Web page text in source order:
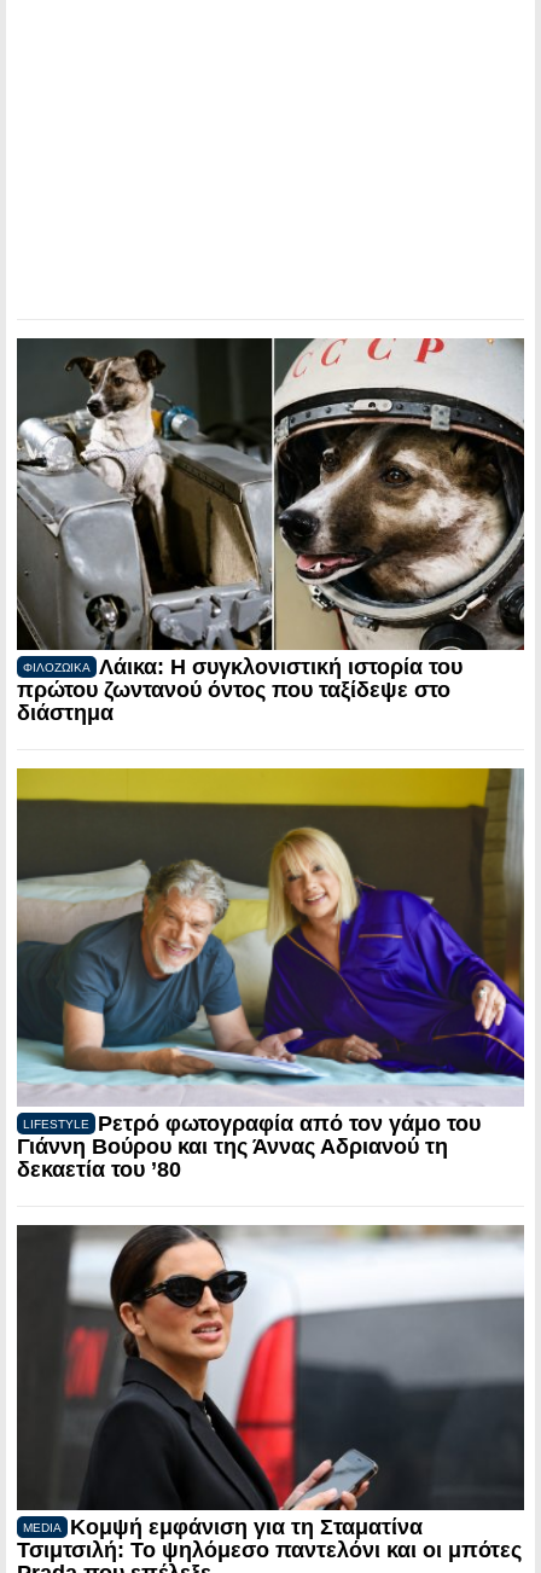
ΦΙΛΟΖΩΙΚΑ
Λάικα: Η συγκλονιστική ιστορία του
πρώτου ζωντανού όντος που ταξίδεψε στο
διάστημα
LIFESTYLE
Ρετρό φωτογραφία από τον γάμο του
Γιάννη Βούρου και της Άννας Αδριανού τη
δεκαετία του ’80
MEDIA
Κομψή εμφάνιση για τη Σταματίνα
Τσιμτσιλή: Το ψηλόμεσο παντελόνι και οι μπότες